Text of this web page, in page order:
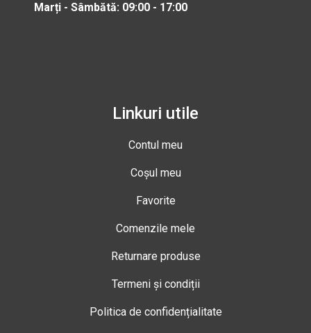
Marți - Sâmbătă: 09:00 - 17:00
Linkuri utile
Contul meu
Coșul meu
Favorite
Comenzile mele
Returnare produse
Termeni și condiții
Politica de confidențialitate